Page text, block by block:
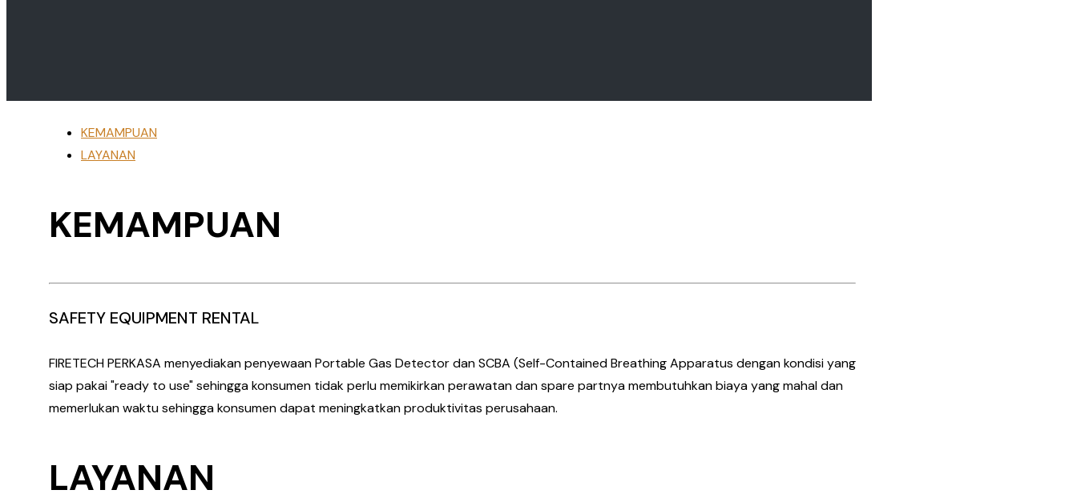
KEMAMPUAN
LAYANAN
KEMAMPUAN
SAFETY EQUIPMENT RENTAL
FIRETECH PERKASA menyediakan penyewaan Portable Gas Detector dan SCBA (Self-Contained Breathing Apparatus dengan kondisi yang
siap pakai "ready to use" sehingga konsumen tidak perlu memikirkan perawatan dan spare partnya membutuhkan biaya yang mahal dan
memerlukan waktu sehingga konsumen dapat meningkatkan produktivitas perusahaan.
LAYANAN